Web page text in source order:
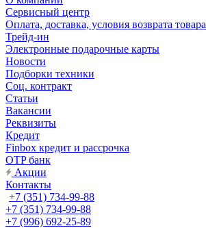
Сервисный центр
Оплата, доставка, условия возврата товара
Трейд-ин
Электронные подарочные карты
Новости
Подборки техники
Соц. контракт
Статьи
Вакансии
Реквизиты
Кредит
Finbox кредит и рассрочка
OTP банк
Акции
Контакты
+7 (351) 734-99-88
+7 (351) 734-99-88
+7 (996) 692-25-89